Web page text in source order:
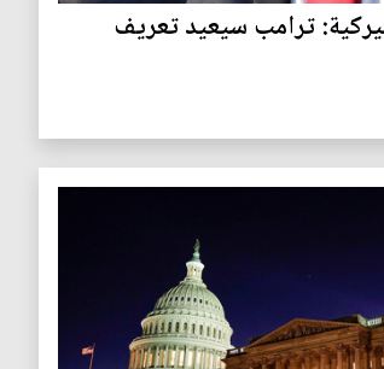
ترامب سيعيد تعريف